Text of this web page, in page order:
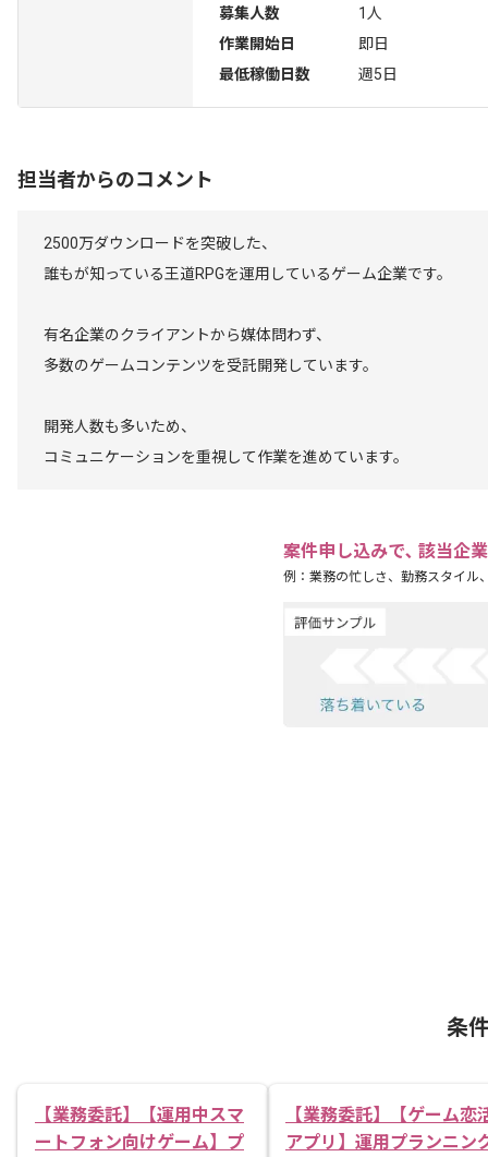
募集人数
1人
作業開始日
即日
最低稼働日数
週5日
担当者からのコメント
2500万ダウンロードを突破した、
誰もが知っている王道RPGを運用しているゲーム企業です。
有名企業のクライアントから媒体問わず、
多数のゲームコンテンツを受託開発しています。
開発人数も多いため、
コミュニケーションを重視して作業を進めています。
案件申し込みで､ 該当企
例：業務の忙しさ、勤務スタイル
条
【業務委託】【運用中スマ
ートフォン向けゲーム】プ
【業務委託】【ゲーム恋
アプリ】運用プランニン